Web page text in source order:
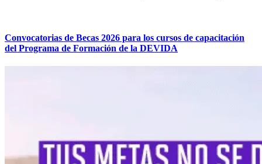
Convocatorias de Becas 2026 para los cursos de capacitación
del Programa de Formación de la DEVIDA